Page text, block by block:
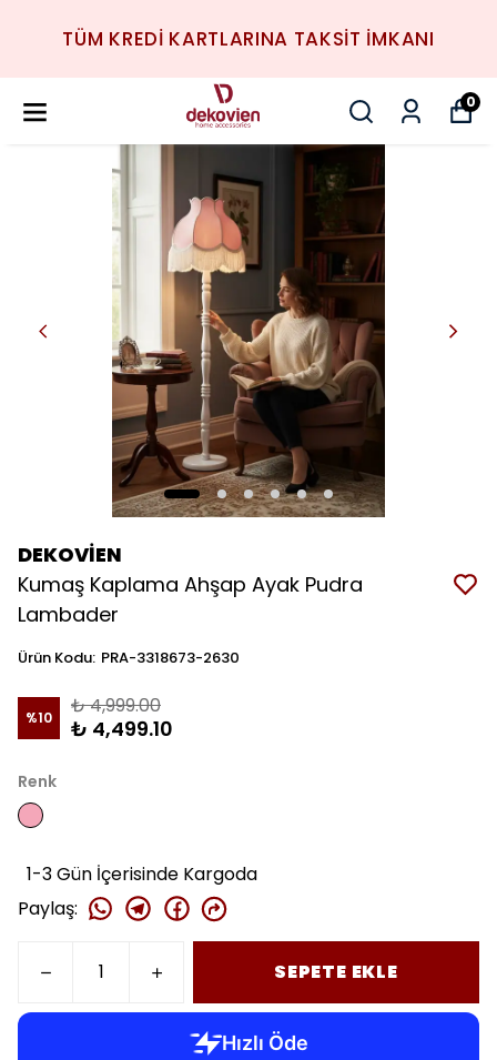
TÜM KREDİ KARTLARINA TAKSİT İMKANI
0
DEKOVİEN
Kumaş Kaplama Ahşap Ayak Pudra
Lambader
Ürün Kodu: PRA-3318673-2630
%10 ₺ 4,999.00
₺ 4,499.10
Renk
1-3 Gün İçerisinde Kargoda
Paylaş:
SEPETE EKLE